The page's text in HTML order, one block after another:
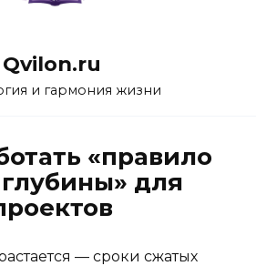
Qvilon.ru
и гармония жизни
«правило
для
— сроки сжатых